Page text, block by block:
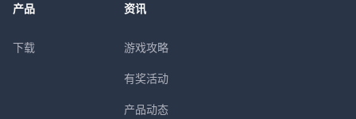
产品
下载
资讯
游戏攻略
有奖活动
产品动态